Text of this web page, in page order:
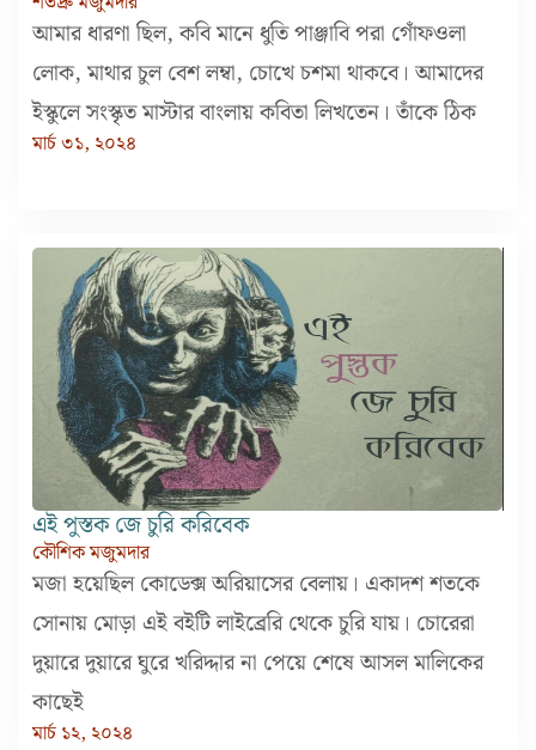
আমার ধারণা ছিল, কবি মানে ধুতি পাঞ্জাবি পরা গোঁফওলা
লোক, মাথার চুল বেশ লম্বা, চোখে চশমা থাকবে। আমাদের
ইস্কুলে সংস্কৃত মাস্টার বাংলায় কবিতা লিখতেন। তাঁকে ঠিক
মার্চ ৩১, ২০২৪
এই পুস্তক জে চুরি করিবেক
কৌশিক মজুমদার
মজা হয়েছিল কোডেক্স অরিয়াসের বেলায়। একাদশ শতকে
সোনায় মোড়া এই বইটি লাইব্রেরি থেকে চুরি যায়। চোরেরা
দুয়ারে দুয়ারে ঘুরে খরিদ্দার না পেয়ে শেষে আসল মালিকের
কাছেই
মার্চ ১২, ২০২৪